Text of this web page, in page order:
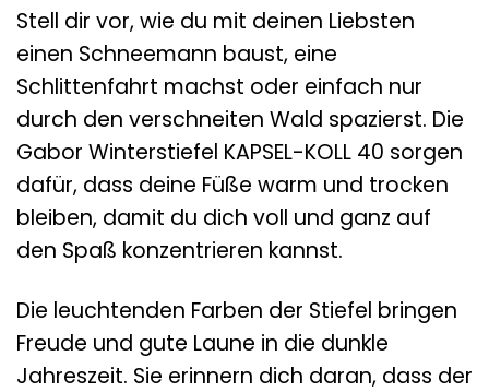
Stell dir vor, wie du mit deinen Liebsten
einen Schneemann baust, eine
Schlittenfahrt machst oder einfach nur
durch den verschneiten Wald spazierst. Die
Gabor Winterstiefel KAPSEL-KOLL 40 sorgen
dafür, dass deine Füße warm und trocken
bleiben, damit du dich voll und ganz auf
den Spaß konzentrieren kannst.
Die leuchtenden Farben der Stiefel bringen
Freude und gute Laune in die dunkle
Jahreszeit. Sie erinnern dich daran, dass der